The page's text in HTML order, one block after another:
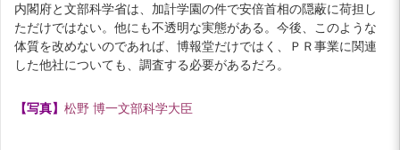
内閣府と文部科学省は、加計学園の件で安倍首相の隠蔽に荷担し
ただけではない。他にも不透明な実態がある。今後、このような
体質を改めないのであれば、博報堂だけではく、ＰＲ事業に関連
した他社についても、調査する必要があるだろ。
【写真】 松野 博一文部科学大臣